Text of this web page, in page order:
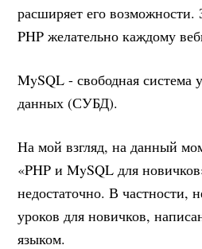
расширяет его возможности.
PHP желательно каждому
MySQL - свободная система
данных (СУБД).
На мой взгляд, на данный
«PHP и MySQL для
недостаточно. В частности,
уроков для новичков,
языком.